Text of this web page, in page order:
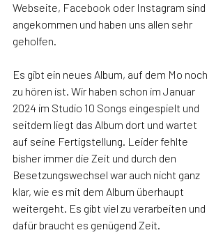
Webseite, Facebook oder Instagram sind
angekommen und haben uns allen sehr
geholfen.
Es gibt ein neues Album, auf dem Mo noch
zu hören ist. Wir haben schon im Januar
2024 im Studio 10 Songs eingespielt und
seitdem liegt das Album dort und wartet
auf seine Fertigstellung. Leider fehlte
bisher immer die Zeit und durch den
Besetzungswechsel war auch nicht ganz
klar, wie es mit dem Album überhaupt
weitergeht. Es gibt viel zu verarbeiten und
dafür braucht es genügend Zeit.